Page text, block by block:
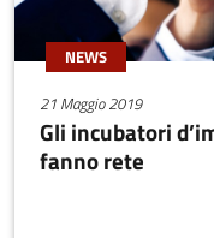
NEWS
21 Maggio 2019
Gli incubatori
fanno rete